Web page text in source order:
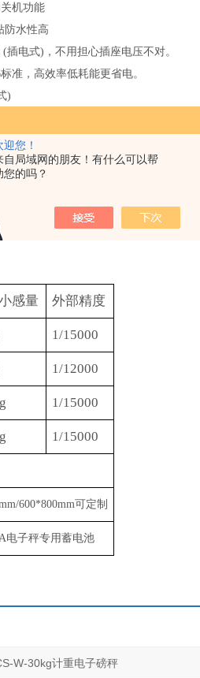
迎您！
自局域网的朋友！有什么可以帮
您的吗？
机功能
防水性高
插电式)，不用担心插座电压不对。
准，高效率低耗能更省电。
)
长
数据或做简单的数据打印
感量 外部精度
1/15000
1/12000
1/15000
1/15000
/600*800mm可定制
电子秤专用蓄电池